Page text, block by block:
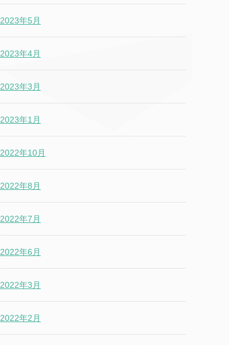
2023年5月
2023年4月
2023年3月
2023年1月
2022年10月
2022年8月
2022年7月
2022年6月
2022年3月
2022年2月